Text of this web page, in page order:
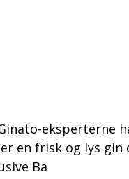
eksperterne
en frisk og lys gin
Ba